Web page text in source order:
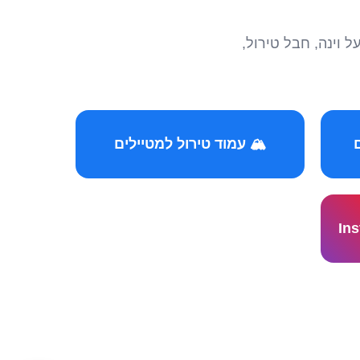
וינה, חבל טירול,
🏔️ עמוד טירול למטיילים